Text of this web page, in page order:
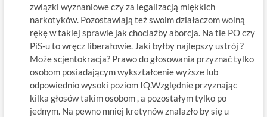
związki wyznaniowe czy za legalizacją miękkich
narkotyków. Pozostawiają też swoim działaczom wolną
rękę w takiej sprawie jak chociażby aborcja. Na tle PO czy
PiS-u to wręcz liberałowie. Jaki byłby najlepszy ustrój ?
Może scjentokracja? Prawo do głosowania przyznać tylko
osobom posiadającym wykształcenie wyższe lub
odpowiednio wysoki poziom IQ.Względnie przyznając
kilka głosów takim osobom , a pozostałym tylko po
jednym. Na pewno mniej kretynów znalazło by się u